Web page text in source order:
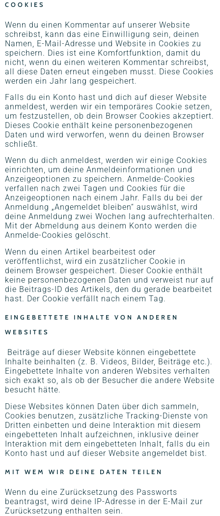
COOKIES
Wenn du einen Kommentar auf unserer Website
schreibst, kann das eine Einwilligung sein, deinen
Namen, E-Mail-Adresse und Website in Cookies zu
speichern. Dies ist eine Komfortfunktion, damit du
nicht, wenn du einen weiteren Kommentar schreibst,
all diese Daten erneut eingeben musst. Diese Cookies
werden ein Jahr lang gespeichert.
Falls du ein Konto hast und dich auf dieser Website
anmeldest, werden wir ein temporäres Cookie setzen,
um festzustellen, ob dein Browser Cookies akzeptiert.
Dieses Cookie enthält keine personenbezogenen
Daten und wird verworfen, wenn du deinen Browser
schließt.
Wenn du dich anmeldest, werden wir einige Cookies
einrichten, um deine Anmeldeinformationen und
Anzeigeoptionen zu speichern. Anmelde-Cookies
verfallen nach zwei Tagen und Cookies für die
Anzeigeoptionen nach einem Jahr. Falls du bei der
Anmeldung „Angemeldet bleiben“ auswählst, wird
deine Anmeldung zwei Wochen lang aufrechterhalten.
Mit der Abmeldung aus deinem Konto werden die
Anmelde-Cookies gelöscht.
Wenn du einen Artikel bearbeitest oder
veröffentlichst, wird ein zusätzlicher Cookie in
deinem Browser gespeichert. Dieser Cookie enthält
keine personenbezogenen Daten und verweist nur auf
die Beitrags-ID des Artikels, den du gerade bearbeitet
hast. Der Cookie verfällt nach einem Tag.
EINGEBETTETE INHALTE VON ANDEREN
WEBSITES
Beiträge auf dieser Website können eingebettete
Inhalte beinhalten (z. B. Videos, Bilder, Beiträge etc.).
Eingebettete Inhalte von anderen Websites verhalten
sich exakt so, als ob der Besucher die andere Website
besucht hätte.
Diese Websites können Daten über dich sammeln,
Cookies benutzen, zusätzliche Tracking-Dienste von
Dritten einbetten und deine Interaktion mit diesem
eingebetteten Inhalt aufzeichnen, inklusive deiner
Interaktion mit dem eingebetteten Inhalt, falls du ein
Konto hast und auf dieser Website angemeldet bist.
MIT WEM WIR DEINE DATEN TEILEN
Wenn du eine Zurücksetzung des Passworts
beantragst, wird deine IP-Adresse in der E-Mail zur
Zurücksetzung enthalten sein.